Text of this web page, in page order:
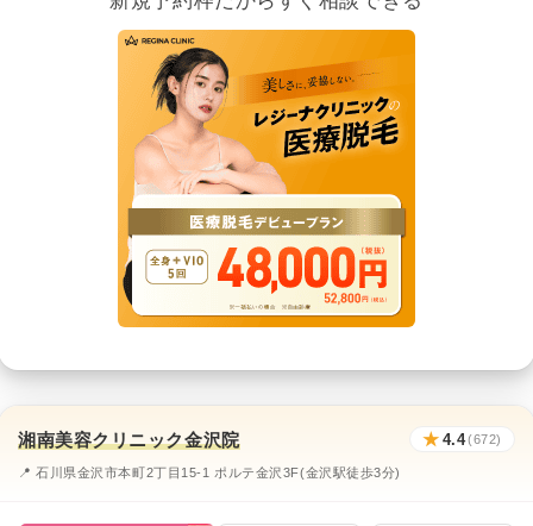
湘南美容クリニック金沢院 ★ 4.4(672)
📍 石川県金沢市本町2丁目15-1 ポルテ金沢3F(金沢駅徒歩3分)